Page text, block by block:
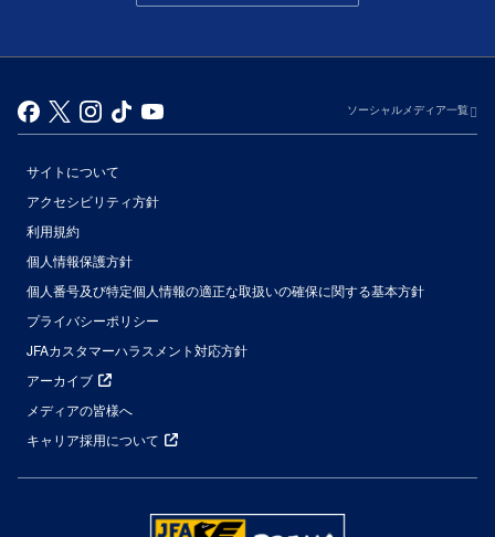
ソーシャルメディア一覧
サイトについて
アクセシビリティ方針
利用規約
個人情報保護方針
個人番号及び特定個人情報の適正な取扱いの確保に関する基本方針
プライバシーポリシー
JFAカスタマーハラスメント対応方針
アーカイブ
メディアの皆様へ
キャリア採用について